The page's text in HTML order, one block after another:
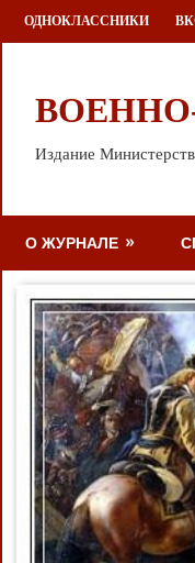
Перейти
к
ОДНОКЛАССНИКИ
Издание
О ЖУРНАЛЕ